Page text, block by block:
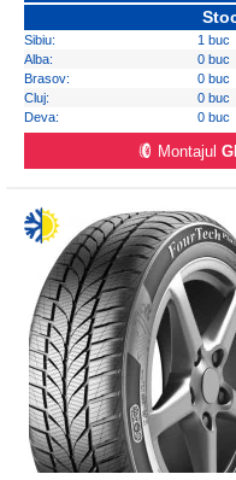
Sibiu: 1 buc
Alba:
0 buc
Brasov:
0 buc
Cluj:
0 buc
Deva:
0 buc
Montajul